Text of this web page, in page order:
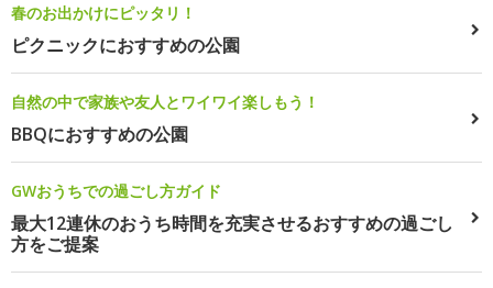
春のお出かけにピッタリ！
ピクニックにおすすめの公園
自然の中で家族や友人とワイワイ楽しもう！
BBQにおすすめの公園
GWおうちでの過ごし方ガイド
最大12連休のおうち時間を充実させるおすすめの過ごし
方をご提案